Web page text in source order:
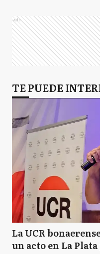
Ads
TE PUEDE
La UCR
un acto en La